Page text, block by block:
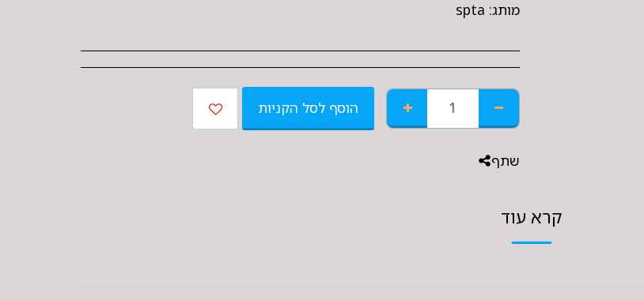
מותג: spta
הוסף לסל הקניות
שתף
קרא עוד